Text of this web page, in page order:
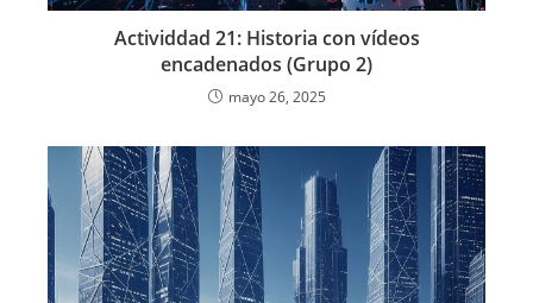
Actividdad 21: Historia con vídeos
encadenados (Grupo 2)
mayo 26, 2025